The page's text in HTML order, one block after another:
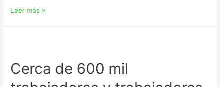
Leer más »
Cerca de 600 mil